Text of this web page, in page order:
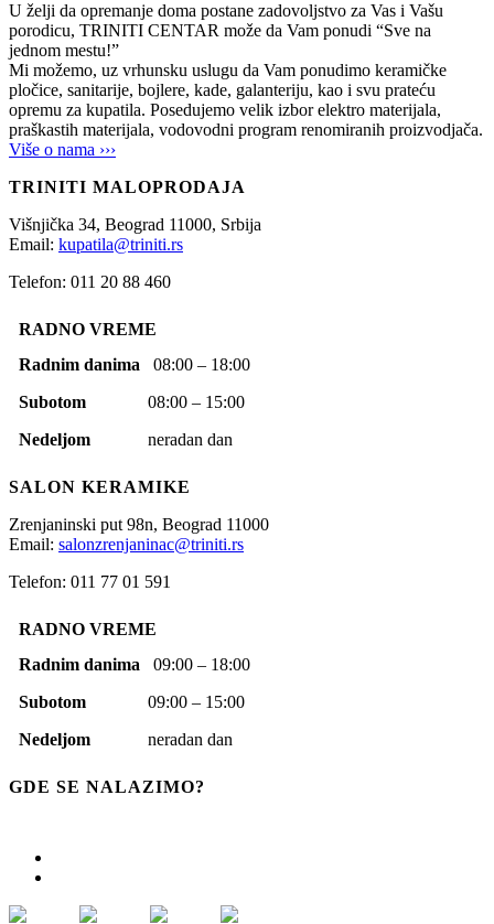
U želji da opremanje doma postane zadovoljstvo za Vas i Vašu
porodicu, TRINITI CENTAR može da Vam ponudi “Sve na
jednom mestu!”
Mi možemo, uz vrhunsku uslugu da Vam ponudimo keramičke
pločice, sanitarije, bojlere, kade, galanteriju, kao i svu prateću
opremu za kupatila. Posedujemo velik izbor elektro materijala,
praškastih materijala, vodovodni program renomiranih proizvodjača.
Više o nama ›››
TRINITI MALOPRODAJA
Višnjička 34, Beograd 11000, Srbija
Email: kupatila@triniti.rs
Telefon: 011 20 88 460
RADNO VREME
Radnim danima 08:00 – 18:00
Subotom 08:00 – 15:00
Nedeljom neradan dan
SALON KERAMIKE
Zrenjaninski put 98n, Beograd 11000
Email: salonzrenjaninac@triniti.rs
Telefon: 011 77 01 591
RADNO VREME
Radnim danima 09:00 – 18:00
Subotom 09:00 – 15:00
Nedeljom neradan dan
GDE SE NALAZIMO?